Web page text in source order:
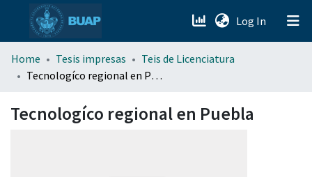
Log In (current)
menu.section.about_menu
Home Tesis impresas
Teis de Licenciatura
Tecnologíco regional en Puebla
Tecnologíco regional en Puebla